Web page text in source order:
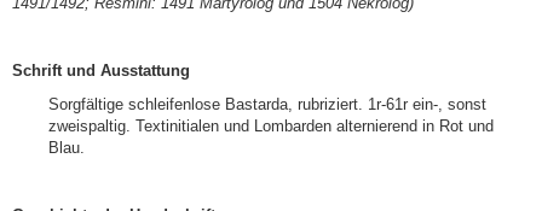
Schrift und Ausstattung
Sorgfältige schleifenlose Bastarda, rubriziert. 1r-61r ein-, sonst
zweispaltig. Textinitialen und Lombarden alternierend in Rot und
Blau.